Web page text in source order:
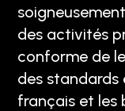
des activités
conforme de
des standards
français et les